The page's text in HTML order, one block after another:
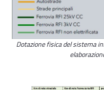
Dotazione fisica del sistema